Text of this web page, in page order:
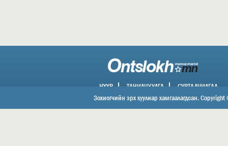
НҮҮР ТАНИЛЦУУЛГА СУРТАЛЧИЛГАА
ХОЛБОО БАРИХ
Зохиогчийн эрх хуулиар хамгаалагдсан.